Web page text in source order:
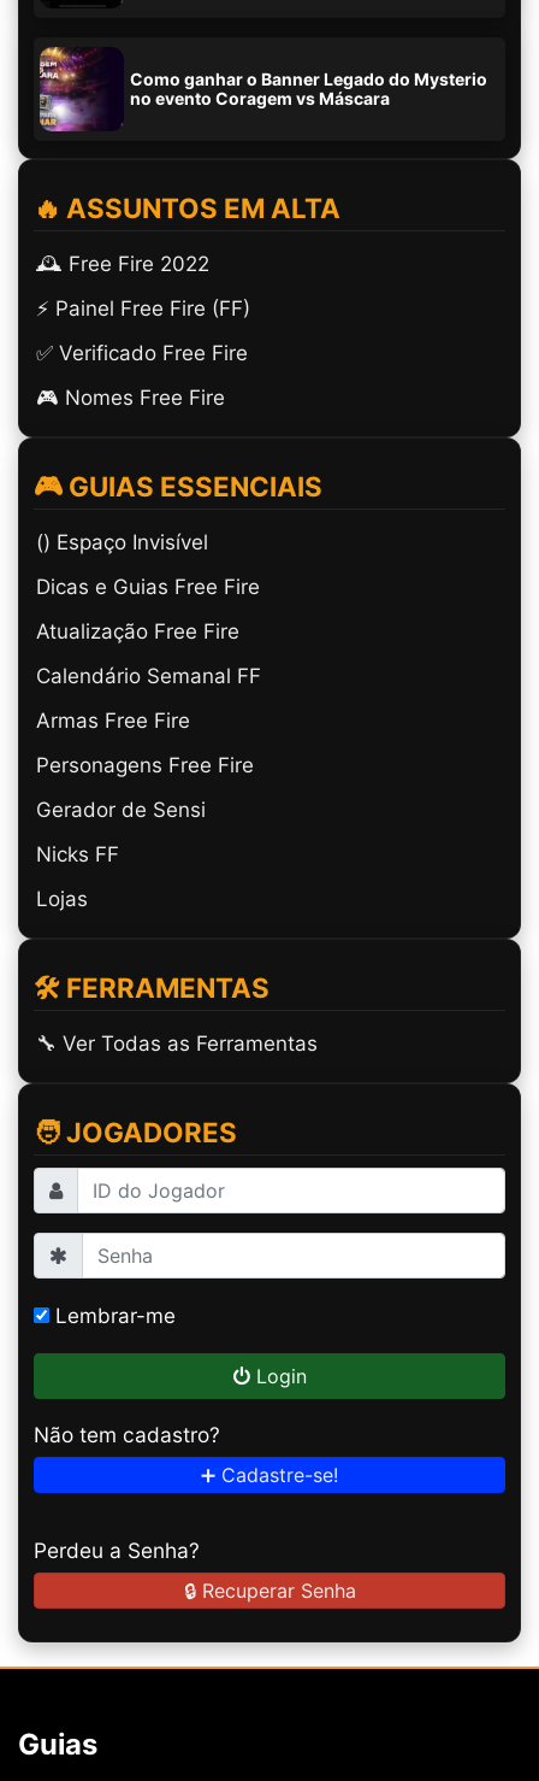
Como ganhar o Banner Legado do Mysterio
no evento Coragem vs Máscara
🔥 ASSUNTOS EM ALTA
🕰️ Free Fire 2022
⚡ Painel Free Fire (FF)
✅ Verificado Free Fire
🎮 Nomes Free Fire
🎮 GUIAS ESSENCIAIS
(ㅤ) Espaço Invisível
Dicas e Guias Free Fire
Atualização Free Fire
Calendário Semanal FF
Armas Free Fire
Personagens Free Fire
Gerador de Sensi
Nicks FF
Lojas
🛠️ FERRAMENTAS
🔧 Ver Todas as Ferramentas
🧑 JOGADORES
Lembrar-me
Login
Não tem cadastro?
➕ Cadastre-se!
Perdeu a Senha?
🔒 Recuperar Senha
Guias